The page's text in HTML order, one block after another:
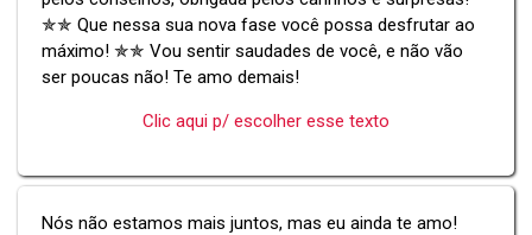
✯✯ Que nessa sua nova fase você possa desfrutar ao
máximo! ✯✯ Vou sentir saudades de você, e não vão
ser poucas não! Te amo demais!
Clic aqui p/ escolher esse texto
Nós não estamos mais juntos, mas eu ainda te amo!